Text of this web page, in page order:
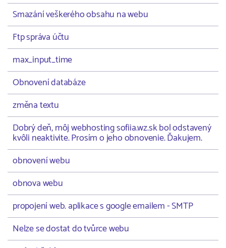
Smazání veškerého obsahu na webu
Ftp správa účtu
max_input_time
Obnovení databáze
změna textu
Dobrý deň, môj webhosting sofiia.wz.sk bol odstavený
kvôli neaktivite. Prosím o jeho obnovenie. Ďakujem.
obnovení webu
obnova webu
propojení web. aplikace s google emailem - SMTP
Nelze se dostat do tvůrce webu